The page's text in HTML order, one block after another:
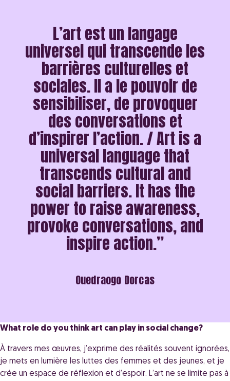
L’art est un langage
universel qui transcende les
barrières culturelles et
sociales. Il a le pouvoir de
sensibiliser, de provoquer
des conversations et
d’inspirer l’action. / Art is a
universal language that
transcends cultural and
social barriers. It has the
power to raise awareness,
provoke conversations, and
inspire action.”
Ouedraogo Dorcas
What role do you think art can play in social change?
À travers mes œuvres, j’exprime des réalités souvent ignorées,
je mets en lumière les luttes des femmes et des jeunes, et je
crée un espace de réflexion et d’espoir. L’art ne se limite pas à